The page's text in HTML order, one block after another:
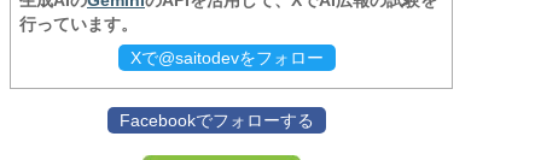
行っています。
Xで@saitodevをフォロー
Facebookでフォローする